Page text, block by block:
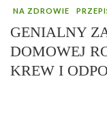
NA ZDROWIE
GENIALNY
DOMOWEJ
KREW I